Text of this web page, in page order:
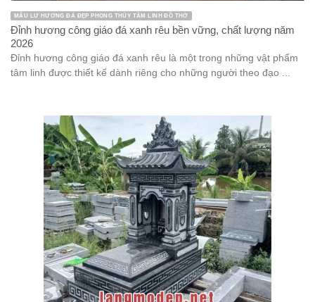
MẪU LƯ HƯƠNG ĐÁ ĐẸP PHONG THỦY TÂM LINH ĐỒ THỜ
Đỉnh hương công giáo đá xanh rêu bền vững, chất lượng năm
2026
Đỉnh hương công giáo đá xanh rêu là một trong những vật phẩm
tâm linh được thiết kế dành riêng cho những người theo đạo ...